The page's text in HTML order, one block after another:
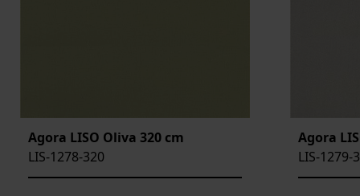
Agora LISO Oliva 320 cm
LIS-1278-320
Agora
LIS-1279-